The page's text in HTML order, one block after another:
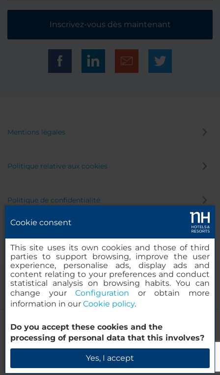
NH Valencia Las Artes
Vérifier la disponibilité
Inscrivez-vous dès maintenant
Mentions légales
Politique relative aux cookies
Politique de confidentialité
© 2000-2026 MINOR HOTELS EUROPE & AMERICAS Santa Engracia
120. 28003 Madrid, Espagne
Cookie consent
This site uses its own cookies and those of third
parties to support browsing, improve the user
experience, personalise ads, display ads and
content relating to your preferences and conduct
statistical analysis on browsing habits. You can
change yourConfiguration or obtain more
information in our Cookie policy.
Do you accept these cookies and the
processing of personal data that this involves?
Yes, I accept